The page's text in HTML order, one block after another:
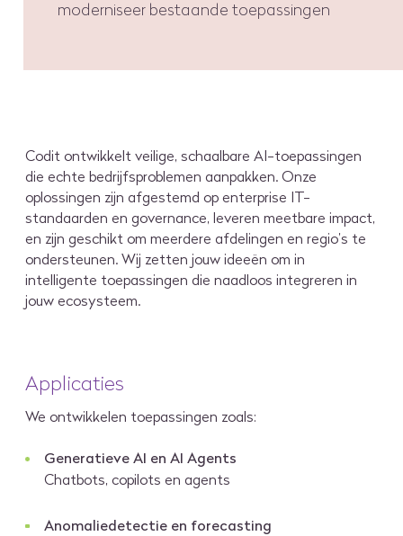
moderniseer bestaande toepassingen
Codit ontwikkelt veilige, schaalbare AI-toepassingen
die echte bedrijfsproblemen aanpakken. Onze
oplossingen zijn afgestemd op enterprise IT-
standaarden en governance, leveren meetbare impact,
en zijn geschikt om meerdere afdelingen en regio’s te
ondersteunen. Wij zetten jouw ideeën om in
intelligente toepassingen die naadloos integreren in
jouw ecosysteem.
Applicaties
We ontwikkelen toepassingen zoals:
Generatieve AI en AI Agents
Chatbots, copilots en agents
Anomaliedetectie en forecasting